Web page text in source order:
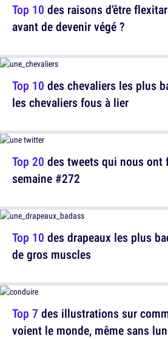
Top 10 des raisons d'être
avant de devenir végé ?
Top 20 des tweets qui nous ont
semaine #272
Top 7 des illustrations sur
voient le monde, même sans
Top 10 des chevaliers les plus
les chevaliers fous à lier
Top 10 des drapeaux les plus
de gros muscles